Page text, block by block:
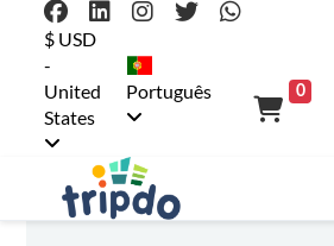
$ USD
-
United
States
Português 0